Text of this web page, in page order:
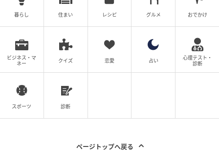
暮らし 住まい レシピ グルメ おでかけ
ビジネス・マ
ネー
クイズ 恋愛 占い
心理テスト・
診断
スポーツ 診断
ページトップへ戻る